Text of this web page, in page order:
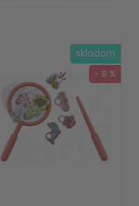
skladom
- 8 %